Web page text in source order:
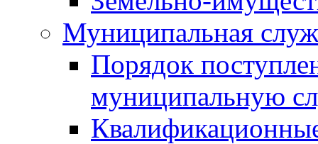
Муниципальная
Порядок
муниципальную